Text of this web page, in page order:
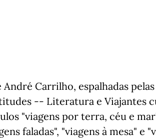
Carrilho, espalhadas
-- Literatura e Viajantes
"viagens por terra, céu e
faladas", "viagens à mesa" e